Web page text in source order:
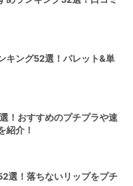
キング52選！パレット&単
！おすすめのプチプラや速
紹介！
選！落ちないリップをプチ